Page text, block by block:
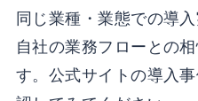
同じ業種・業態での導
自社の業務フローとの
す。公式サイトの導入